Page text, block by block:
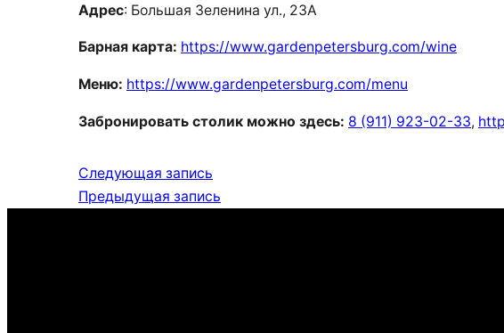
Адрес: Большая Зеленина ул., 23А
Барная карта: https://www.gardenpetersburg.com/wine
Меню: https://www.gardenpetersburg.com/menu
Забронировать столик можно здесь: 8 (911) 923-02-33,
Следующая запись
Предыдущая запись